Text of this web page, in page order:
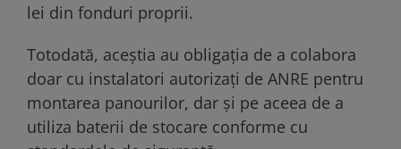
lei din fonduri proprii.
Totodată, aceștia au obligația de a colabora
doar cu instalatori autorizați de ANRE pentru
montarea panourilor, dar și pe aceea de a
utiliza baterii de stocare conforme cu